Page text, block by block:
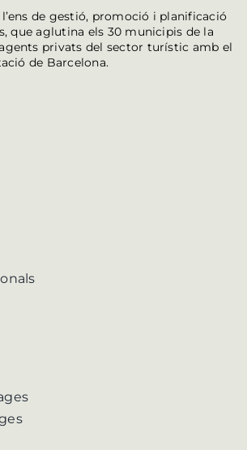
de gestió, promoció i planificació
que aglutina els 30 municipis de la
privats del sector turístic amb el
de Barcelona.